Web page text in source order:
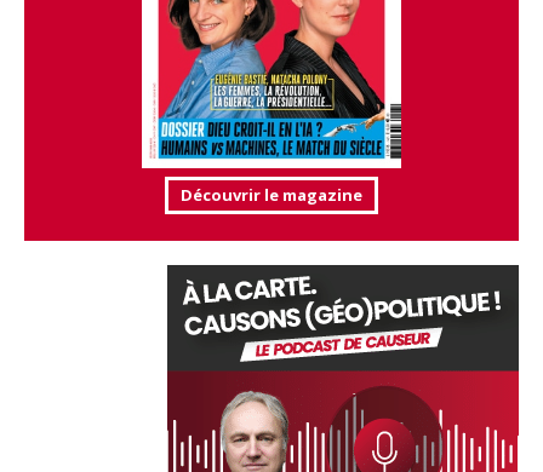
Découvrir le magazine